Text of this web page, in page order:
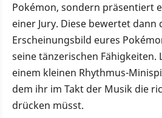
Pokémon, sondern präsentiert
einer Jury. Diese bewertet dann
Erscheinungsbild eures
seine tänzerischen Fähigkeiten.
einem kleinen Rhythmus-
dem ihr im Takt der Musik die
drücken müsst.